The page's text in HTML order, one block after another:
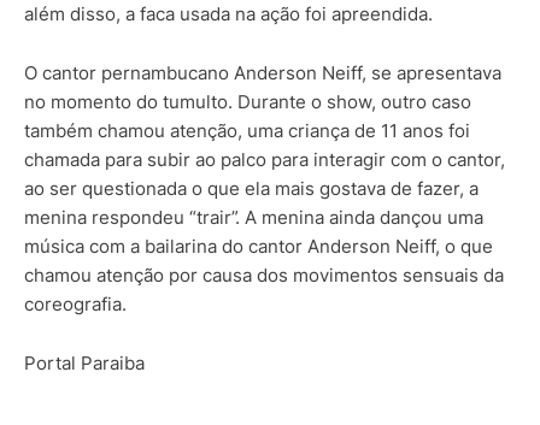
além disso, a faca usada na ação foi apreendida.
O cantor pernambucano Anderson Neiff, se apresentava
no momento do tumulto. Durante o show, outro caso
também chamou atenção, uma criança de 11 anos foi
chamada para subir ao palco para interagir com o cantor,
ao ser questionada o que ela mais gostava de fazer, a
menina respondeu “trair”. A menina ainda dançou uma
música com a bailarina do cantor Anderson Neiff, o que
chamou atenção por causa dos movimentos sensuais da
coreografia.
Portal Paraiba